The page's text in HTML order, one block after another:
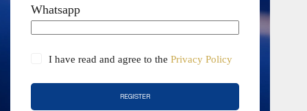
Whatsapp
I have read and agree to the Privacy Policy
REGISTER